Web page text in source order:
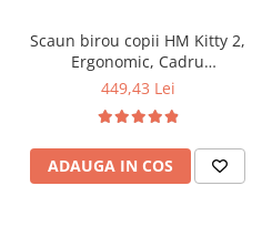
Scaun birou copii HM Kitty 2,
Ergonomic, Cadru
Polipropilena, Piele ecologica,
95x55x35 cm, Alb
449,43 Lei
ADAUGA IN COS